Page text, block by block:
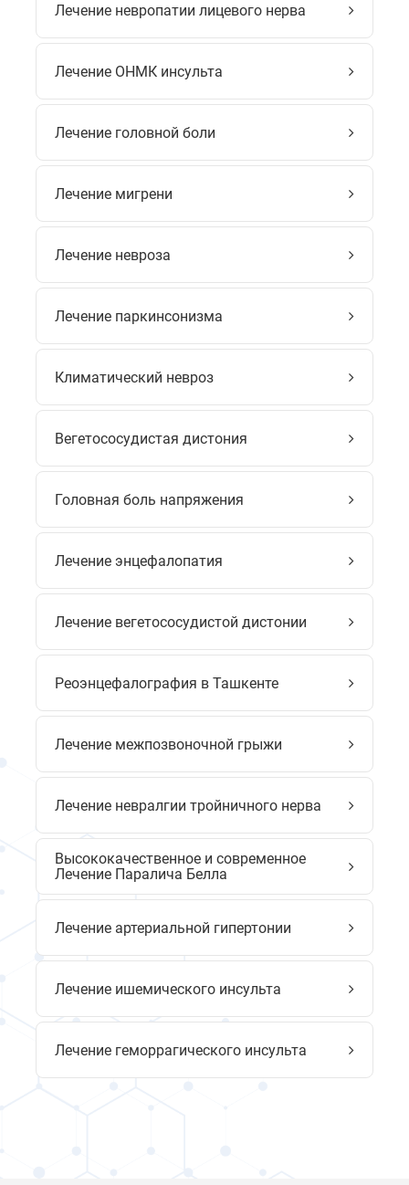
Лечение невропатии лицевого нерва
Лечение ОНМК инсульта
Лечение головной боли
Лечение мигрени
Лечение невроза
Лечение паркинсонизма
Климатический невроз
Вегетососудистая дистония
Головная боль напряжения
Лечение энцефалопатия
Лечение вегетососудистой дистонии
Реоэнцефалография в Ташкенте
Лечение межпозвоночной грыжи
Лечение невралгии тройничного нерва
Высококачественное и современное
Лечение Паралича Белла
Лечение артериальной гипертонии
Лечение ишемического инсульта
Лечение геморрагического инсульта